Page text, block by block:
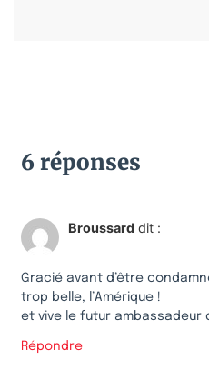
6 réponses
Broussard dit :
Gracié avant d’être
trop belle, l’Amérique !
et vive le futur ambassadeur
Répondre